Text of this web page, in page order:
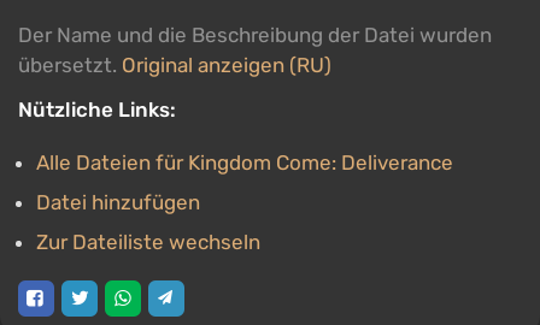
Der Name und die Beschreibung der Datei wurden
übersetzt. Original anzeigen (RU)
Nützliche Links:
Alle Dateien für Kingdom Come: Deliverance
Datei hinzufügen
Zur Dateiliste wechseln